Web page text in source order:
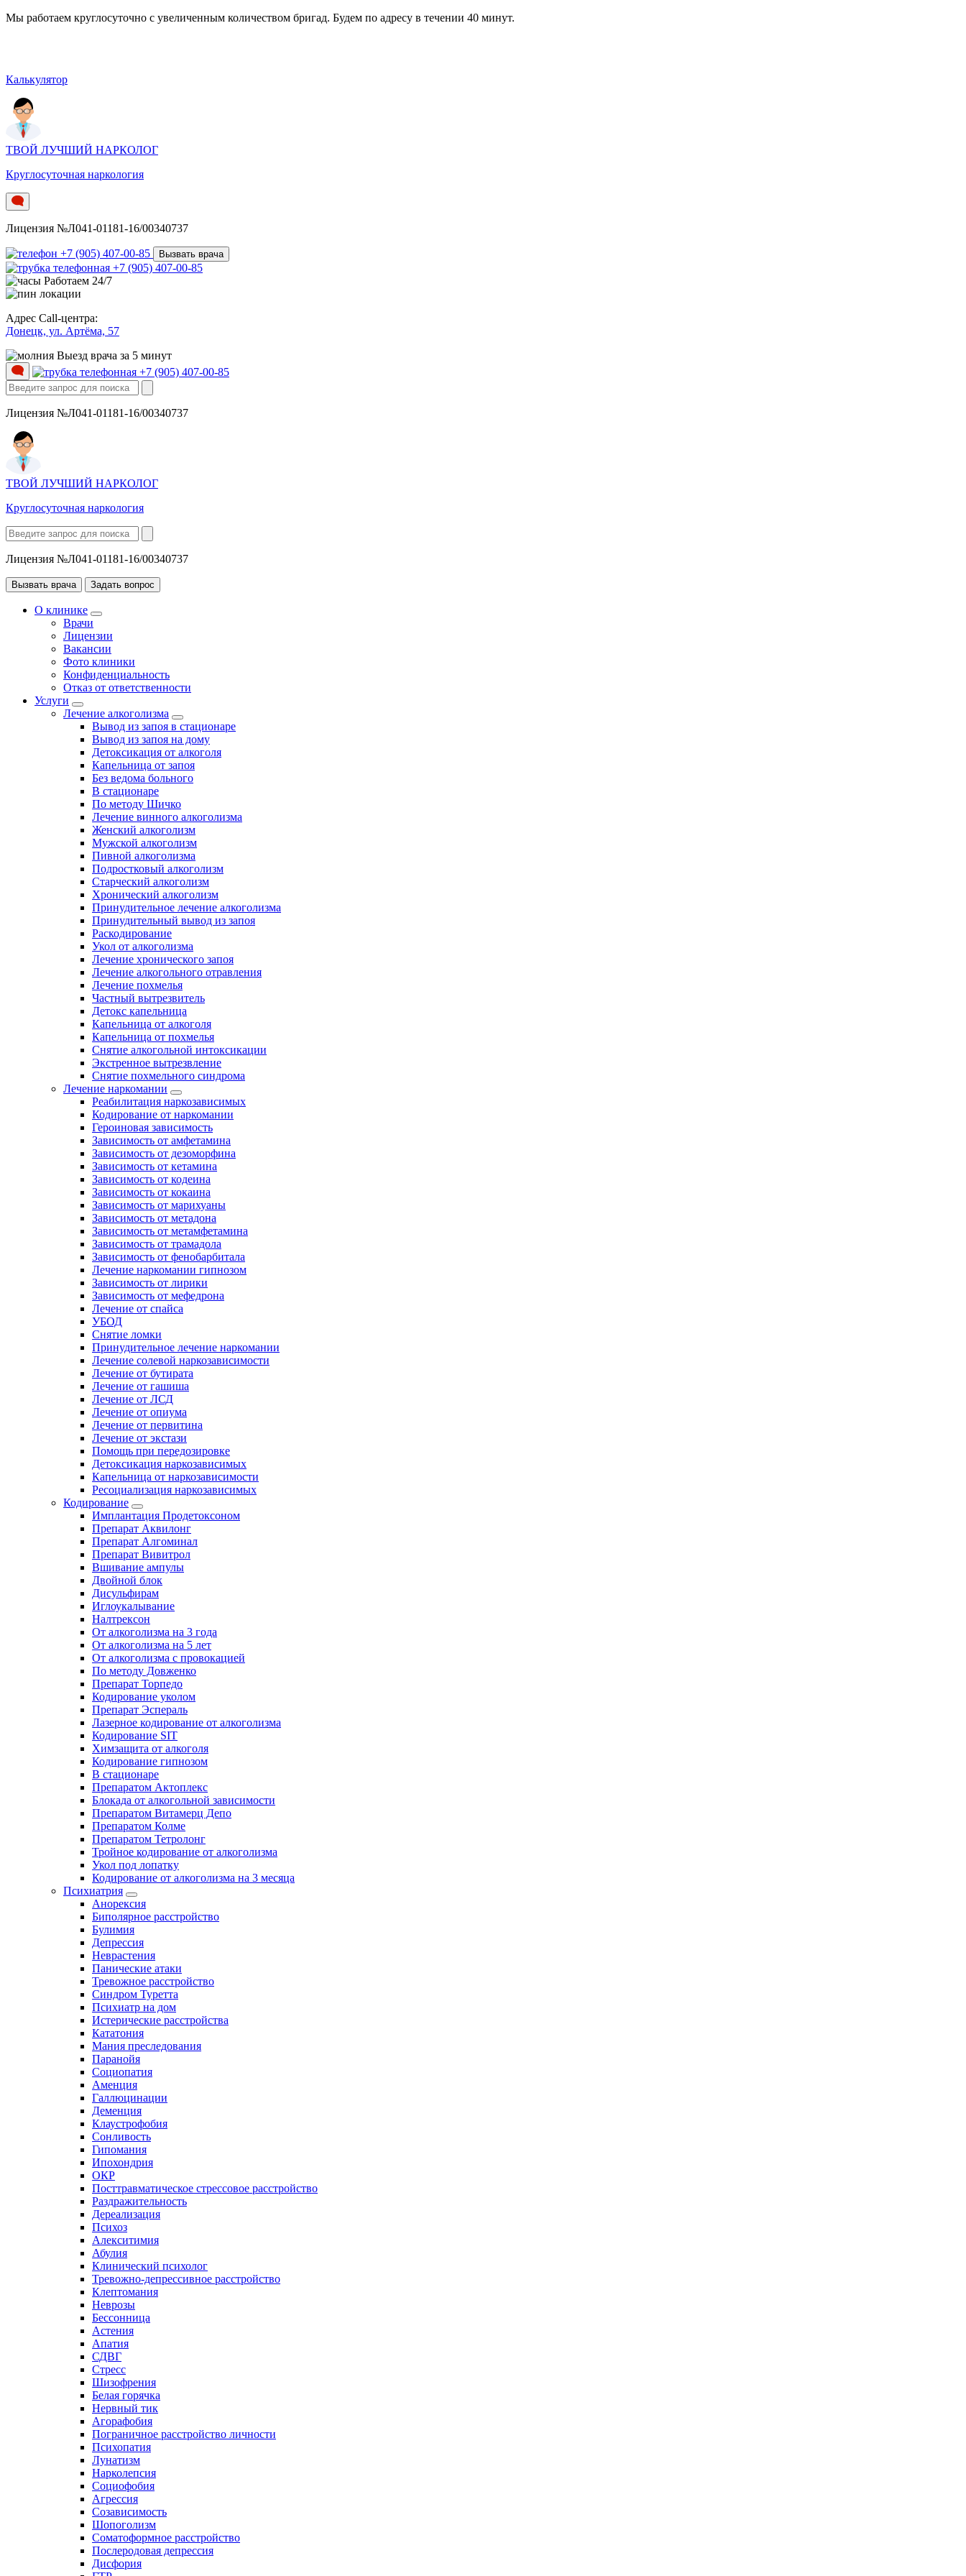
Мы работаем круглосуточно c увеличенным количеством бригад. Будем по адресу в течении 40 минут.
Калькулятор
ТВОЙ ЛУЧШИЙ НАРКОЛОГ
Круглосуточная наркология
Лицензия №Л041-01181-16/00340737
+7 (905) 407-00-85 Вызвать врача
+7 (905) 407-00-85
Работаем 24/7
Адрес Call-центра:
Донецк, ул. Артёма, 57
Выезд врача за 5 минут
+7 (905) 407-00-85
Лицензия №Л041-01181-16/00340737
ТВОЙ ЛУЧШИЙ НАРКОЛОГ
Круглосуточная наркология
Лицензия №Л041-01181-16/00340737
Вызвать врача Задать вопрос
О клинике
Врачи
Лицензии
Вакансии
Фото клиники
Конфиденциальность
Отказ от ответственности
Услуги
Лечение алкоголизма
Вывод из запоя в стационаре
Вывод из запоя на дому
Детоксикация от алкоголя
Капельница от запоя
Без ведома больного
В стационаре
По методу Шичко
Лечение винного алкоголизма
Женский алкоголизм
Мужской алкоголизм
Пивной алкоголизма
Подростковый алкоголизм
Старческий алкоголизм
Хронический алкоголизм
Принудительное лечение алкоголизма
Принудительный вывод из запоя
Раскодирование
Укол от алкоголизма
Лечение хронического запоя
Лечение алкогольного отравления
Лечение похмелья
Частный вытрезвитель
Детокс капельница
Капельница от алкоголя
Капельница от похмелья
Снятие алкогольной интоксикации
Экстренное вытрезвление
Снятие похмельного синдрома
Лечение наркомании
Реабилитация наркозависимых
Кодирование от наркомании
Героиновая зависимость
Зависимость от амфетамина
Зависимость от дезоморфина
Зависимость от кетамина
Зависимость от кодеина
Зависимость от кокаина
Зависимость от марихуаны
Зависимость от метадона
Зависимость от метамфетамина
Зависимость от трамадола
Зависимость от фенобарбитала
Лечение наркомании гипнозом
Зависимость от лирики
Зависимость от мефедрона
Лечение от спайса
УБОД
Снятие ломки
Принудительное лечение наркомании
Лечение солевой наркозависимости
Лечение от бутирата
Лечение от гашиша
Лечение от ЛСД
Лечение от опиума
Лечение от первитина
Лечение от экстази
Помощь при передозировке
Детоксикация наркозависимых
Капельница от наркозависимости
Ресоциализация наркозависимых
Кодирование
Имплантация Продетоксоном
Препарат Аквилонг
Препарат Алгоминал
Препарат Вивитрол
Вшивание ампулы
Двойной блок
Дисульфирам
Иглоукалывание
Налтрексон
От алкоголизма на 3 года
От алкоголизма на 5 лет
От алкоголизма с провокацией
По методу Довженко
Препарат Торпедо
Кодирование уколом
Препарат Эспераль
Лазерное кодирование от алкоголизма
Кодирование SIT
Химзащита от алкоголя
Кодирование гипнозом
В стационаре
Препаратом Актоплекс
Блокада от алкогольной зависимости
Препаратом Витамерц Депо
Препаратом Колме
Препаратом Тетролонг
Тройное кодирование от алкоголизма
Укол под лопатку
Кодирование от алкоголизма на 3 месяца
Психиатрия
Анорексия
Биполярное расстройство
Булимия
Депрессия
Неврастения
Панические атаки
Тревожное расстройство
Синдром Туретта
Психиатр на дом
Истерические расстройства
Кататония
Мания преследования
Паранойя
Социопатия
Аменция
Галлюцинации
Деменция
Клаустрофобия
Сонливость
Гипомания
Ипохондрия
ОКР
Посттравматическое стрессовое расстройство
Раздражительность
Дереализация
Психоз
Алекситимия
Абулия
Клинический психолог
Тревожно-депрессивное расстройство
Клептомания
Неврозы
Бессонница
Астения
Апатия
СДВГ
Стресс
Шизофрения
Белая горячка
Нервный тик
Агорафобия
Пограничное расстройство личности
Психопатия
Лунатизм
Нарколепсия
Социофобия
Агрессия
Созависимость
Шопоголизм
Соматоформное расстройство
Послеродовая депрессия
Дисфория